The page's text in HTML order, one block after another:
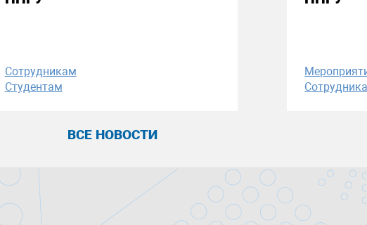
Сотрудникам
Студентам
ВСЕ НОВОСТИ